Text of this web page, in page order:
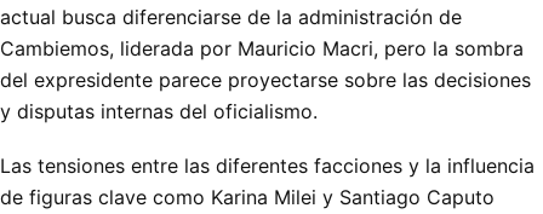
actual busca diferenciarse de la administración de
Cambiemos, liderada por Mauricio Macri, pero la sombra
del expresidente parece proyectarse sobre las decisiones
y disputas internas del oficialismo.
Las tensiones entre las diferentes facciones y la influencia
de figuras clave como Karina Milei y Santiago Caputo